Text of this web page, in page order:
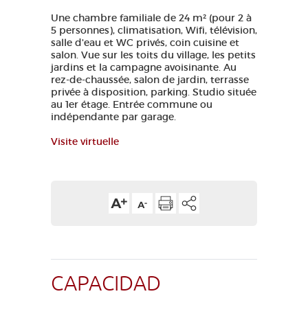
Une chambre familiale de 24 m² (pour 2 à
5 personnes), climatisation, Wifi, télévision,
salle d'eau et WC privés, coin cuisine et
salon. Vue sur les toits du village, les petits
jardins et la campagne avoisinante. Au
rez-de-chaussée, salon de jardin, terrasse
privée à disposition, parking. Studio située
au 1er étage. Entrée commune ou
indépendante par garage.
Visite virtuelle
CAPACIDAD